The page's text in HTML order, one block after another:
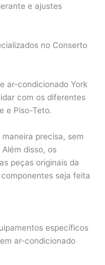
e ajustes
no Conserto
ar-condicionado York
com os diferentes
e Piso-Teto.
precisa, sem
disso, os
peças originais da
seja feita
específicos
ar-condicionado